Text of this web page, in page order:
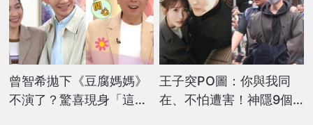
曾智希拋下《豆腐媽媽》
不演了？驚喜現身「這節
王子突PO圖：你與我同
在、不怕遭害！神隱9個